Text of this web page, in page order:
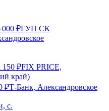
000 ₽ГУП СК
150 ₽FIX PRICE,
край)
₽Т-Банк, Александровское
с.